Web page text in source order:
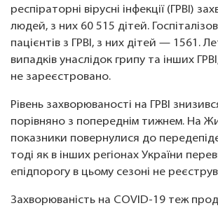
респіраторні вірусні інфекції (ГРВІ)
людей, з них 60 515 дітей.
пацієнтів з ГРВІ, з них дітей — 1561.
випадків унаслідок грипу та інших
не зареєстровано.
Рівень захворюваності на ГРВІ
порівняно з попереднім тижнем. На
показники повернулися до
тоді як в інших регіонах України
епідпорогу в цьому сезоні не
Захворюваність на COVID-19 теж